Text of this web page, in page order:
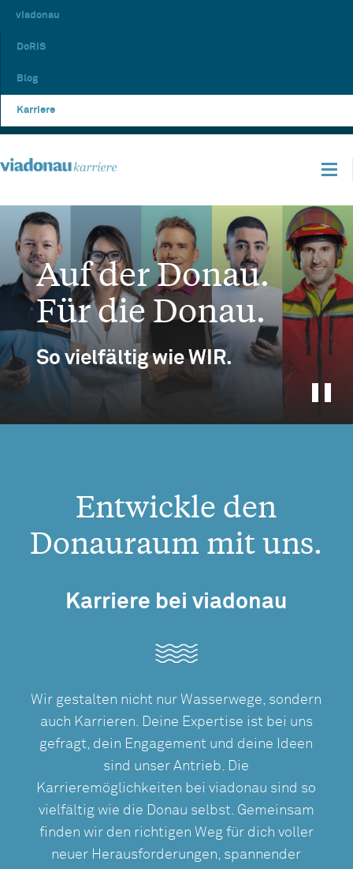
viadonau
DoRIS
Blog
Karriere
Auf der Donau.
Für die Donau.
So vielfältig wie WIR.
Entwickle den
Donauraum mit uns.
Karriere bei viadonau
Wir gestalten nicht nur Wasserwege, sondern
auch Karrieren. Deine Expertise ist bei uns
gefragt, dein Engagement und deine Ideen
sind unser Antrieb. Die
Karrieremöglichkeiten bei viadonau sind so
vielfältig wie die Donau selbst. Gemeinsam
finden wir den richtigen Weg für dich voller
neuer Herausforderungen, spannender